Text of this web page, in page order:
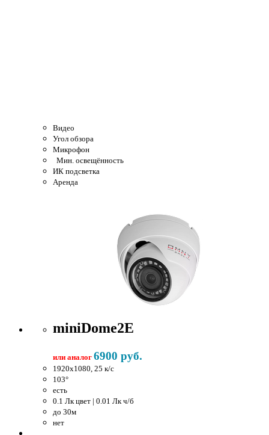
Видео
Угол обзора
Микрофон
Мин. освещённость
ИК подсветка
Аренда
miniDome2E
или аналог 6900 руб.
1920x1080, 25 к/c
103°
есть
0.1 Лк цвет | 0.01 Лк ч/б
до 30м
нет